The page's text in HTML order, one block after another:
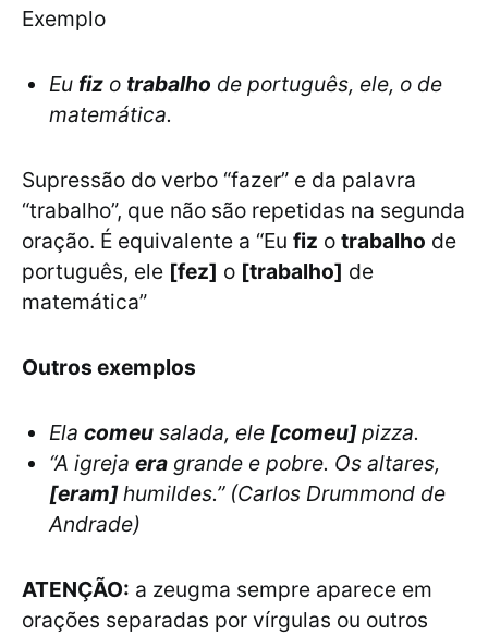
Exemplo
Eu fiz o trabalho de português, ele, o de
matemática.
Supressão do verbo “fazer” e da palavra
“trabalho”, que não são repetidas na segunda
oração. É equivalente a “Eu fiz o trabalho de
português, ele [fez] o [trabalho] de
matemática”
Outros exemplos
Ela comeu salada, ele [comeu]pizza.
“A igreja era grande e pobre. Os altares,
[eram]humildes.” (Carlos Drummond de
Andrade)
ATENÇÃO: a zeugma sempre aparece em
orações separadas por vírgulas ou outros